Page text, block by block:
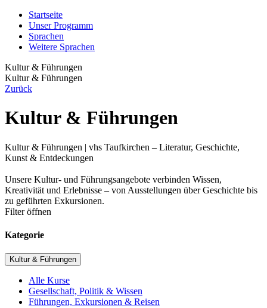
Startseite
Unser Programm
Sprachen
Weitere Sprachen
Kultur & Führungen
Kultur & Führungen
Zurück
Kultur & Führungen
Kultur & Führungen | vhs Taufkirchen – Literatur, Geschichte,
Kunst & Entdeckungen
Unsere Kultur- und Führungsangebote verbinden Wissen,
Kreativität und Erlebnisse – von Ausstellungen über Geschichte bis
zu geführten Exkursionen.
Filter öffnen
Kategorie
Kultur & Führungen
Alle Kurse
Gesellschaft, Politik & Wissen
Führungen, Exkursionen & Reisen